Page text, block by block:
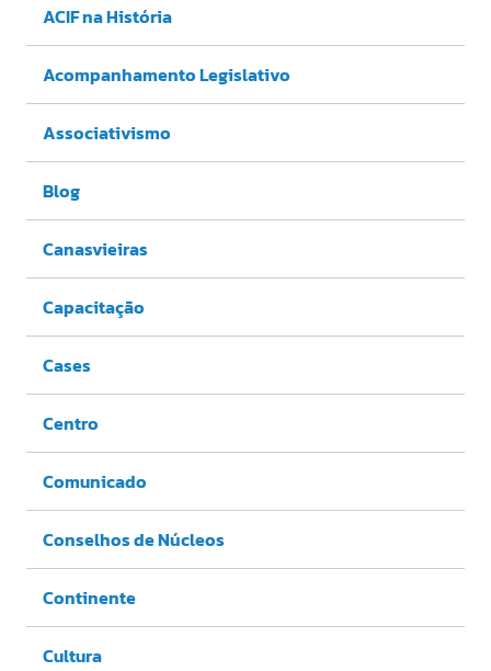
ACIF na História
Acompanhamento Legislativo
Associativismo
Blog
Canasvieiras
Capacitação
Cases
Centro
Comunicado
Conselhos de Núcleos
Continente
Cultura